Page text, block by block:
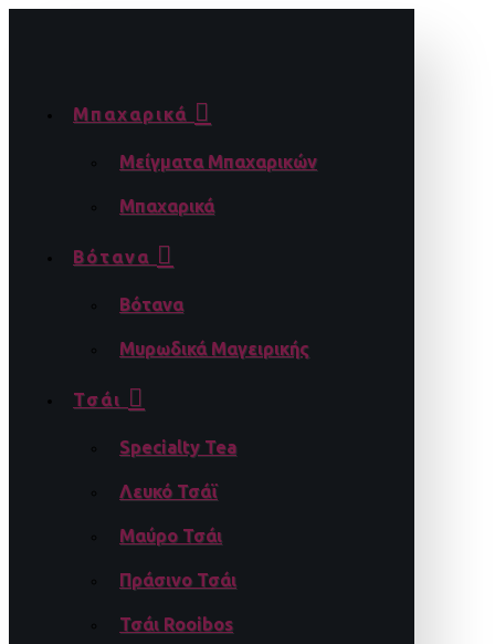
Μπαχαρικά
Μείγματα Μπαχαρικών
Μπαχαρικά
Βότανα
Βότανα
Μυρωδικά Μαγειρικής
Τσάι
Specialty Tea
Λευκό Τσάϊ
Μαύρο Τσάι
Πράσινο Τσάι
Τσάι Rooibos